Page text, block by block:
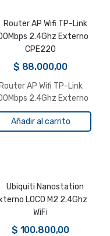
$ 88.000,00
Router AP Wifi TP-Link
2.4Ghz Externo
CPE220
Añadir al carrito
$ 100.800,00